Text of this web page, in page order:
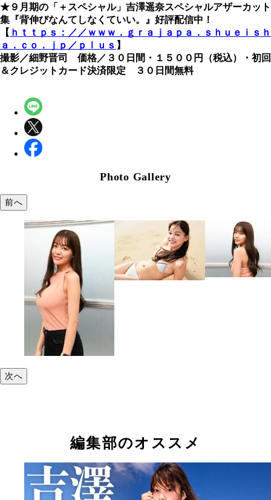
★９月期の「＋スペシャル」吉澤遥奈スペシャルアザーカット
集『背伸びなんてしなくていい。』好評配信中！
【 ｈｔｔｐｓ：／／ｗｗｗ．ｇｒａｊａｐａ．ｓｈｕｅｉｓｈ
ａ．ｃｏ．ｊｐ／ｐｌｕｓ 】
撮影／細野晋司 価格／３０日間・１５００円（税込）・初回
＆クレジットカード決済限定 ３０日間無料
Photo Gallery
前へ
次へ
編集部のオススメ